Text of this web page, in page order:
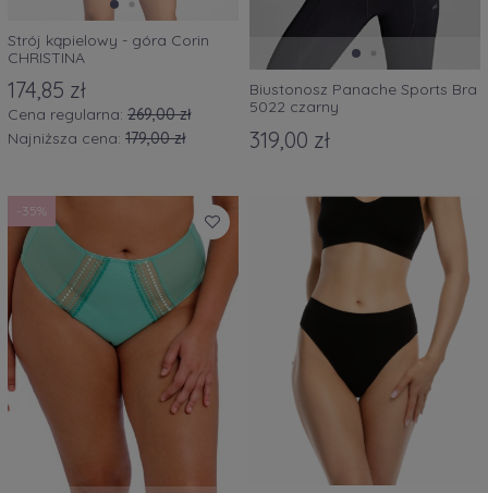
Strój kąpielowy - góra Corin
CHRISTINA
174,85 zł
Cena regularna: 269,00 zł
Najniższa cena: 179,00 zł
Biustonosz Panache Sports Bra
5022 czarny
319,00 zł
-35%